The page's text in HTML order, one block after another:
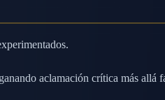
aclamación crítica más allá